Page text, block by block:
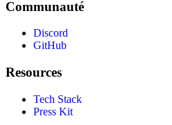
Communauté
Discord
GitHub
Resources
Tech Stack
Press Kit